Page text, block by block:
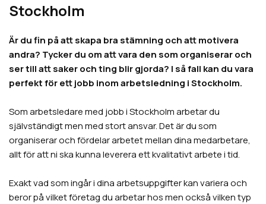
Stockholm
Är du fin på att skapa bra stämning och att motivera
andra? Tycker du om att vara den som organiserar och
ser till att saker och ting blir gjorda? I så fall kan du vara
perfekt för ett jobb inom arbetsledning i Stockholm.
Som arbetsledare med jobb i Stockholm arbetar du
självständigt men med stort ansvar. Det är du som
organiserar och fördelar arbetet mellan dina medarbetare,
allt för att ni ska kunna leverera ett kvalitativt arbete i tid.
Exakt vad som ingår i dina arbetsuppgifter kan variera och
beror på vilket företag du arbetar hos men också vilken typ